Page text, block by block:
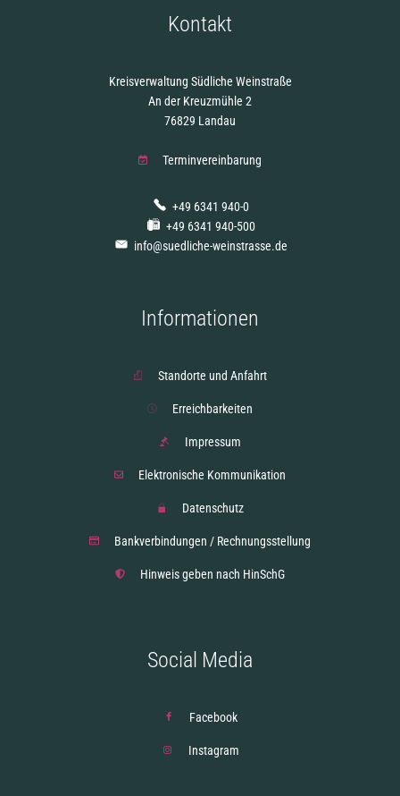
Kontakt
Kreisverwaltung Südliche Weinstraße
An der Kreuzmühle 2
76829 Landau
Terminvereinbarung
+49 6341 940-0
+49 6341 940-500
info@suedliche-weinstrasse.de
Informationen
Standorte und Anfahrt
Erreichbarkeiten
Impressum
Elektronische Kommunikation
Datenschutz
Bankverbindungen / Rechnungsstellung
Hinweis geben nach HinSchG
Social Media
Facebook
Instagram